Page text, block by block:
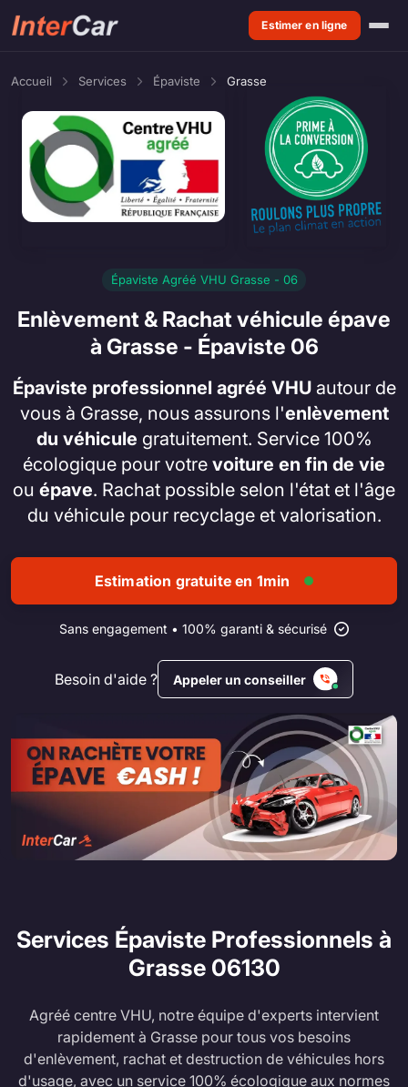
Estimer en ligne
Accueil Services Épaviste Grasse
Épaviste Agréé VHU Grasse - 06
Enlèvement & Rachat véhicule épave
à Grasse - Épaviste 06
Épaviste professionnel agréé VHUautour de
vous à Grasse, nous assurons l'enlèvement
du véhicule gratuitement. Service 100%
écologique pour votre voiture en fin de vie
ou épave. Rachat possible selon l'état et l'âge
du véhicule pour recyclage et valorisation.
Estimation gratuite en 1min
Sans engagement • 100% garanti & sécurisé
Besoin d'aide ? Appeler un conseiller
Services Épaviste Professionnels à
Grasse 06130
Agréé centre VHU, notre équipe d'experts intervient
rapidement à Grasse pour tous vos besoins
d'enlèvement, rachat et destruction de véhicules hors
d'usage, avec un service 100% écologique aux normes